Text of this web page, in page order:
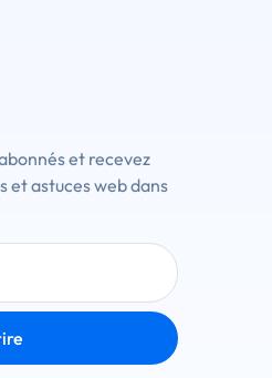
et recevez
et astuces web dans